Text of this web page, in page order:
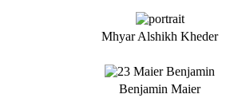
Mhyar Alshikh Kheder
Benjamin Maier